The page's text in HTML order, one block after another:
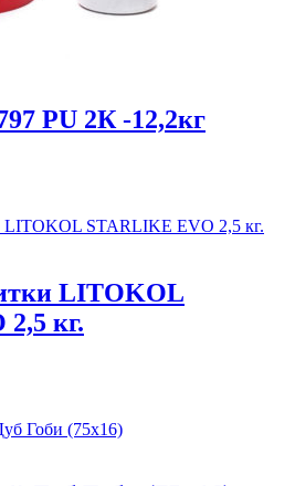
PU 2К -12,2кг
LITOKOL
кг.